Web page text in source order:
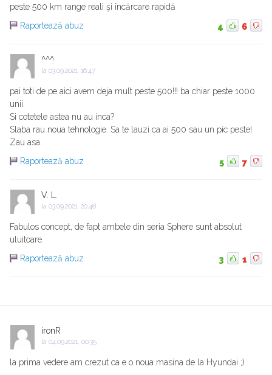
peste 500 km range reali şi încărcare rapidă
Raportează abuz
4 6
^^^
la 03.09.2021, 16:47
pai toti de pe aici avem deja mult peste 500!!! ba chiar peste 1000
unii.
Si cotetele astea nu au inca?
Slaba rau noua tehnologie. Sa te lauzi ca ai 500 sau un pic peste!
Zau asa.
Raportează abuz
5 7
V. L.
la 03.09.2021, 20:48
Fabulos concept, de fapt ambele din seria Sphere sunt absolut
uluitoare.
Raportează abuz
3 1
ironR
la 04.09.2021, 00:35
la prima vedere am crezut ca e o noua masina de la Hyundai ;)